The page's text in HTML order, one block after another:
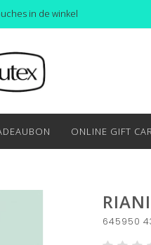
in de winkel
ONLINE GIFT
RIANI
645950